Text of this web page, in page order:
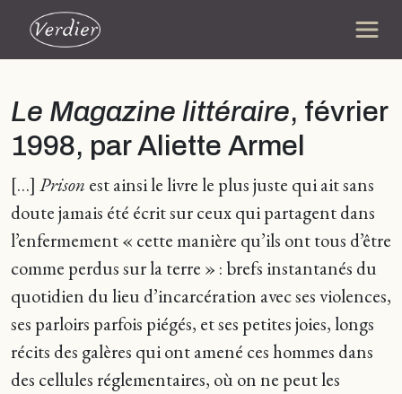
Le Magazine littéraire, février
1998, par Aliette Armel
[…] Prison est ainsi le livre le plus juste qui ait sans
doute jamais été écrit sur ceux qui partagent dans
l’enfermement « cette manière qu’ils ont tous d’être
comme perdus sur la terre » : brefs instantanés du
quotidien du lieu d’incarcération avec ses violences,
ses parloirs parfois piégés, et ses petites joies, longs
récits des galères qui ont amené ces hommes dans
des cellules réglementaires, où on ne peut les